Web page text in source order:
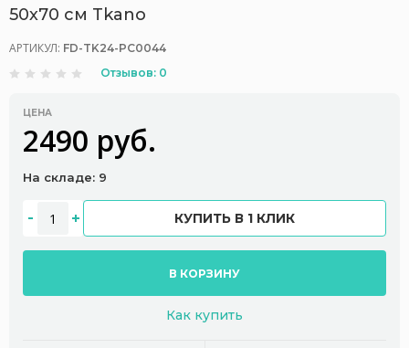
50х70 см Tkano
АРТИКУЛ: FD-TK24-PC0044
Отзывов: 0
ЦЕНА
2490 руб.
На складе: 9
КУПИТЬ В 1 КЛИК
В КОРЗИНУ
Как купить